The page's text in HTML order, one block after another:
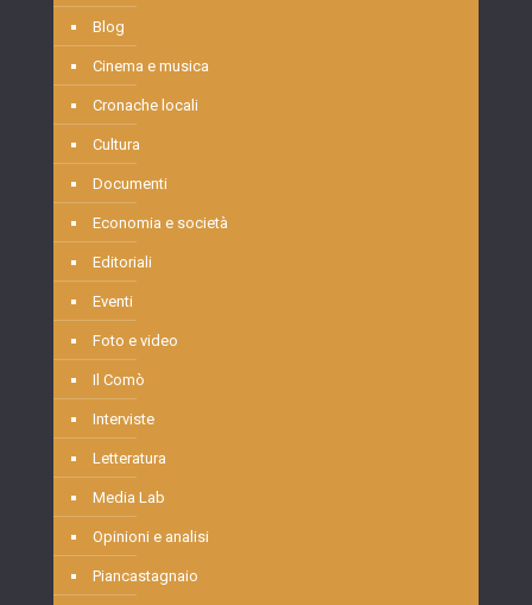
Blog
Cinema e musica
Cronache locali
Cultura
Documenti
Economia e società
Editoriali
Eventi
Foto e video
Il Comò
Interviste
Letteratura
Media Lab
Opinioni e analisi
Piancastagnaio